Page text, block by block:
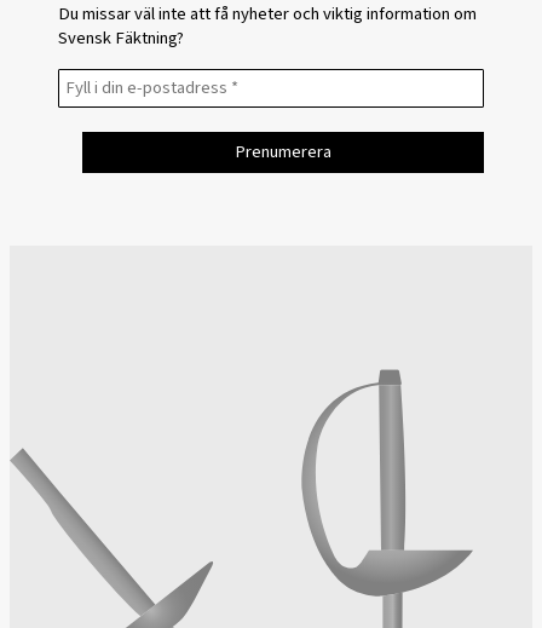
Du missar väl inte att få nyheter och viktig information om
Svensk Fäktning?